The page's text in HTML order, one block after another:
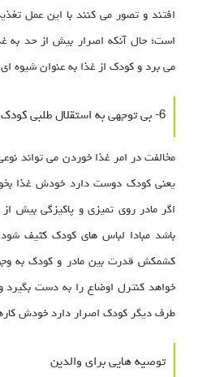
افتند و تصور می کنند با این عمل
است؛ حال آنکه اصرار بیش از حد به
می برد و کودک از غذا به عنوان شیوه
6- بی توجهی به استقلال طلبی کودک
مخالفت در امر غذا خوردن می تواند
یعنی کودک دوست دارد خودش غذا
اگر مادر روی تمیزی و پاکیزگی بیش
باشد مبادا لباس های کودک کثیف
کشمکش قدرت بین مادر و کودک به
خواهد کنترل اوضاع را به دست
طرف دیگر کودک اصرار دارد خودش
توصیه هایی برای والدین